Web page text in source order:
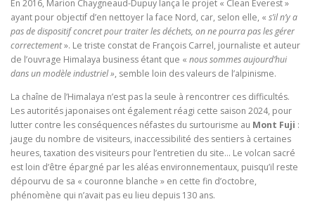
En 2016, Marion Chaygneaud-Dupuy lança le projet « Clean Everest »
ayant pour objectif d’en nettoyer la face Nord, car, selon elle, « s’il n’y a
pas de dispositif concret pour traiter les déchets, on ne pourra pas les gérer
correctement». Le triste constat de François Carrel, journaliste et auteur
de l’ouvrage Himalaya business étant que « nous sommes aujourd’hui
dans un modèle industriel », semble loin des valeurs de l’alpinisme.
La chaîne de l’Himalaya n’est pas la seule à rencontrer ces difficultés.
Les autorités japonaises ont également réagi cette saison 2024, pour
lutter contre les conséquences néfastes du surtourisme au Mont Fuji :
jauge du nombre de visiteurs, inaccessibilité des sentiers à certaines
heures, taxation des visiteurs pour l’entretien du site… Le volcan sacré
est loin d’être épargné par les aléas environnementaux, puisqu’il reste
dépourvu de sa « couronne blanche » en cette fin d’octobre,
phénomène qui n’avait pas eu lieu depuis 130 ans.